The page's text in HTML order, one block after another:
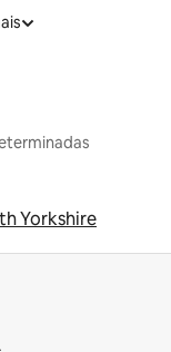
Yorkshire